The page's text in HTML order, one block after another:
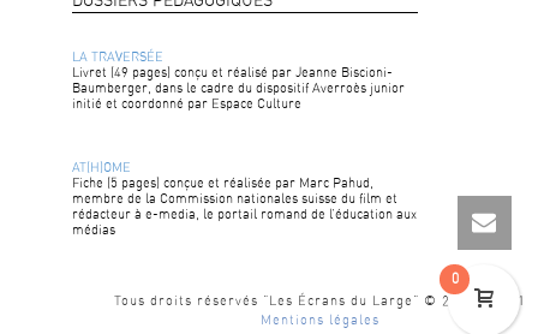
LA TRAVERSÉE
Livret (49 pages) conçu et réalisé par Jeanne Biscioni-
Baumberger, dans le cadre du dispositif Averroès junior
initié et coordonné par Espace Culture
AT(H)OME
Fiche (5 pages) conçue et réalisée par Marc Pahud,
membre de la Commission nationales suisse du film et
rédacteur à e-media, le portail romand de l’éducation aux
médias
Tous droits réservés "Les Écrans du Large" © 2015 - 2021
Mentions légales
0